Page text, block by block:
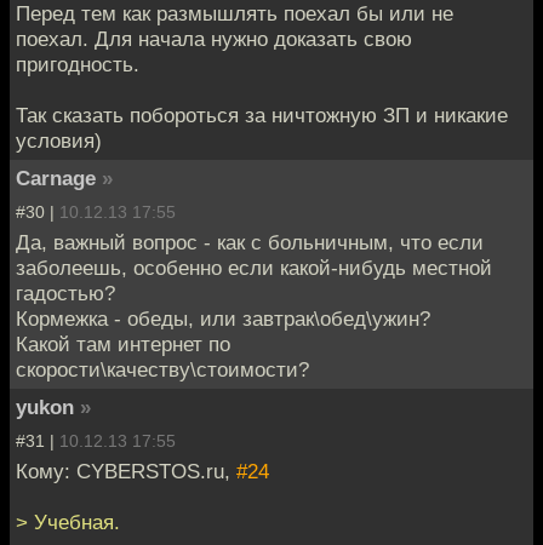
Перед тем как размышлять поехал бы или не
поехал. Для начала нужно доказать свою
пригодность.
Так сказать побороться за ничтожную ЗП и никакие
условия)
Carnage »
#30 | 10.12.13 17:55
Да, важный вопрос - как с больничным, что если
заболеешь, особенно если какой-нибудь местной
гадостью?
Кормежка - обеды, или завтрак\обед\ужин?
Какой там интернет по
скорости\качеству\стоимости?
yukon »
#31 | 10.12.13 17:55
Кому: CYBERSTOS.ru, #24
> Учебная.